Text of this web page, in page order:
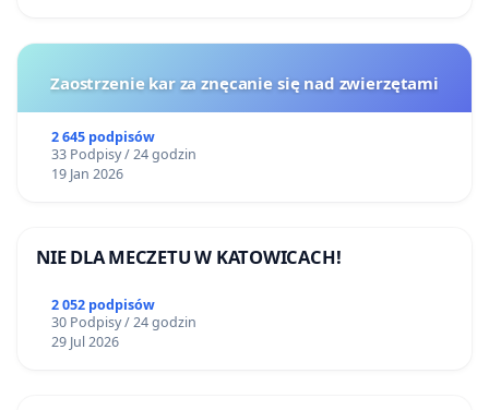
Zaostrzenie kar za znęcanie się nad zwierzętami
2 645 podpisów
33 Podpisy / 24 godzin
19 Jan 2026
NIE DLA MECZETU W KATOWICACH!
2 052 podpisów
30 Podpisy / 24 godzin
29 Jul 2026